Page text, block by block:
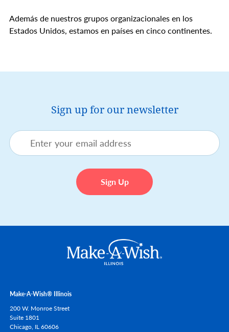
Además de nuestros grupos organizacionales en los
Estados Unidos, estamos en países en cinco continentes.
Sign up for our newsletter
Make-A-Wish® Illinois
200 W. Monroe Street
Suite 1801
Chicago, IL60606